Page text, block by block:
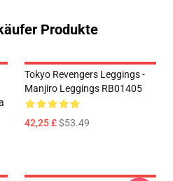
Produkte
Tokyo Revengers Leggings -
Manjiro Leggings RB01405
42,25 £$53.49